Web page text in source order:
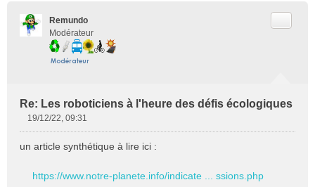
Remundo
Modérateur
Re: Les roboticiens à l'heure des défis écologiques
s
19/12/22, 09:31
un article synthétique à lire ici :
https://www.notre-planete.info/indicate ... ssions.php